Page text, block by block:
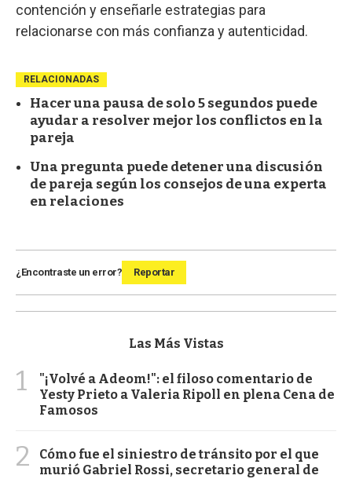
contención y enseñarle estrategias para
relacionarse con más confianza y autenticidad.
RELACIONADAS
Hacer una pausa de solo 5 segundos puede
ayudar a resolver mejor los conflictos en la
pareja
Una pregunta puede detener una discusión
de pareja según los consejos de una experta
en relaciones
¿Encontraste un error? Reportar
Las Más Vistas
1
"¡Volvé a Adeom!": el filoso comentario de
Yesty Prieto a Valeria Ripoll en plena Cena de
Famosos
2
Cómo fue el siniestro de tránsito por el que
murió Gabriel Rossi, secretario general de